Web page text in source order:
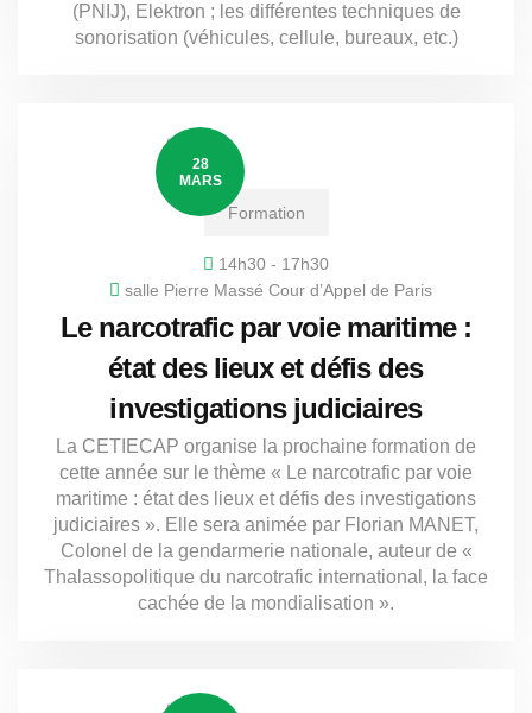
(PNIJ), Elektron ; les différentes techniques de
sonorisation (véhicules, cellule, bureaux, etc.)
28
MARS
Formation
14h30 - 17h30
salle Pierre Massé Cour d’Appel de Paris
Le narcotrafic par voie maritime :
état des lieux et défis des
investigations judiciaires
La CETIECAP organise la prochaine formation de
cette année sur le thème « Le narcotrafic par voie
maritime : état des lieux et défis des investigations
judiciaires ». Elle sera animée par Florian MANET,
Colonel de la gendarmerie nationale, auteur de «
Thalassopolitique du narcotrafic international, la face
cachée de la mondialisation ».